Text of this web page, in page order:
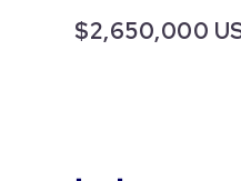
$2,650,000